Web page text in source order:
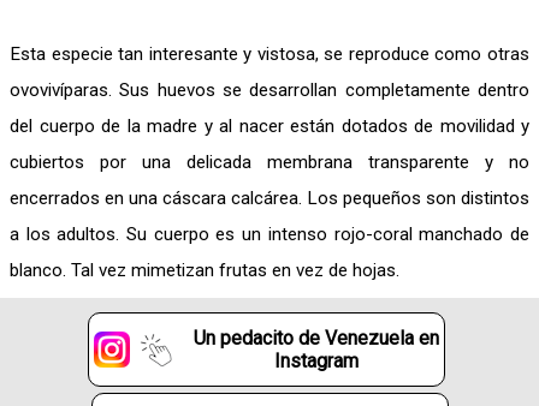
Esta especie tan interesante y vistosa, se reproduce como otras
ovovivíparas. Sus huevos se desarrollan completamente dentro
del cuerpo de la madre y al nacer están dotados de movilidad y
cubiertos por una delicada membrana transparente y no
encerrados en una cáscara calcárea. Los pequeños son distintos
a los adultos. Su cuerpo es un intenso rojo-coral manchado de
blanco. Tal vez mimetizan frutas en vez de hojas.
Un pedacito de Venezuela en
Instagram